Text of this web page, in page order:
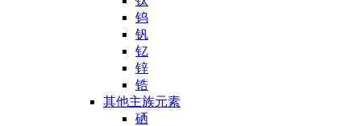
钨
钒
钇
锌
锆
其他主族元素
硒